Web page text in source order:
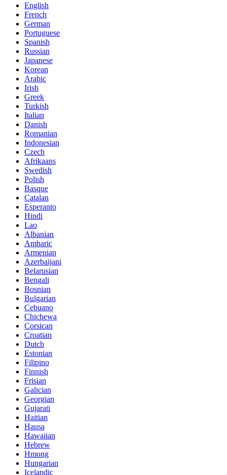
English
French
German
Portuguese
Spanish
Russian
Japanese
Korean
Arabic
Irish
Greek
Turkish
Italian
Danish
Romanian
Indonesian
Czech
Afrikaans
Swedish
Polish
Basque
Catalan
Esperanto
Hindi
Lao
Albanian
Amharic
Armenian
Azerbaijani
Belarusian
Bengali
Bosnian
Bulgarian
Cebuano
Chichewa
Corsican
Croatian
Dutch
Estonian
Filipino
Finnish
Frisian
Galician
Georgian
Gujarati
Haitian
Hausa
Hawaiian
Hebrew
Hmong
Hungarian
Icelandic